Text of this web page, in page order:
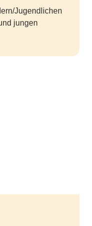
Jugendlichen
jungen